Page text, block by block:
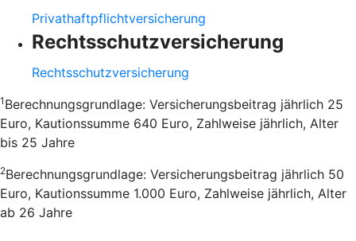
Privathaftpflichtversicherung
Rechtsschutzversicherung
Rechtsschutzversicherung
1 Berechnungsgrundlage: Versicherungsbeitrag jährlich 25
Euro, Kautionssumme 640 Euro, Zahlweise jährlich, Alter
bis 25 Jahre
2Berechnungsgrundlage: Versicherungsbeitrag jährlich 50
Euro, Kautionssumme 1.000 Euro, Zahlweise jährlich, Alter
ab 26 Jahre